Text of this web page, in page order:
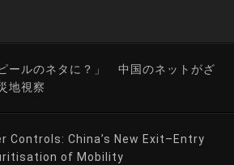
ールのネタに？」 中国のネットがざ
地視察
Controls: China’s New Exit–Entry
of Mobility